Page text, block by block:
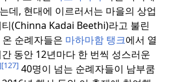
데, 현대에 이르러서는 마을의 상업
(Chinna Kadai Beethi)라고 불린
순례자들은 마하마함 탱크에서 열
동안 12년마다 한 번씩 성스러운
[127] 40명이 넘는 순례자들이 남부쿰